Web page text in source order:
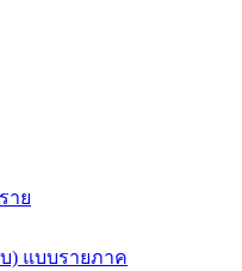
าย
) แบบรายภาค